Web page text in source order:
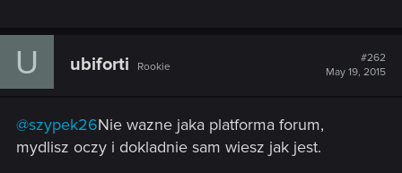
U ubiforti Rookie
#262
May 19, 2015
@szypek26Nie wazne jaka platforma forum,
mydlisz oczy i dokladnie sam wiesz jak jest.